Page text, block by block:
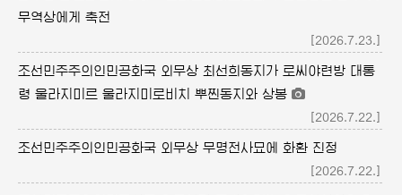
무역상에게 축전
[2026.7.23.]
조선민주주의인민공화국 외무상 최선희동지가 로씨야련방 대통
령 울라지미르 울라지미로비치 뿌찐동지와 상봉
[2026.7.22.]
조선민주주의인민공화국 외무상 무명전사묘에 화환 진정
[2026.7.22.]